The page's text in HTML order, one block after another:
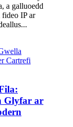
a galluoedd
fideo IP ar
Glyfar ar